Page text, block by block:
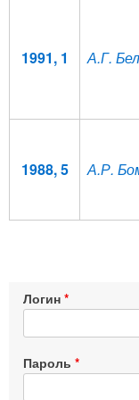
1991, 1 А.Г.
1988, 5 А.Р.
Логин
Пароль